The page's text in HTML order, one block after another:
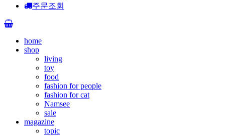
주문조회
home
shop
living
toy
food
fashion for people
fashion for cat
Namsee
sale
magazine
topic